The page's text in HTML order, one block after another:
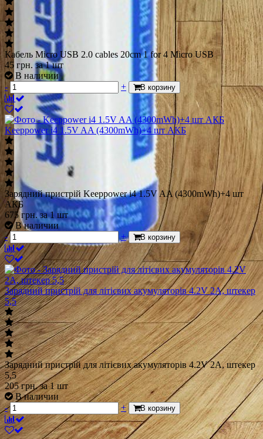
Кабель Micro USB 2.0 cables 20cm 1 for 4 Micro USB
45 грн.за 1 шт
В наличии
-
+ В корзину
Keeppower i4 1.5V AA (4300mWh)+4 шт АКБ
Зарядний пристрій Keeppower i4 1.5V AA (4300mWh)+4 шт
АКБ
675грн.за 1 шт
В наличии
-
+ В корзину
Зарядний пристрій для літієвих акумуляторів 4.2V 2A, штекер
5,5
Зарядний пристрій для літієвих акумуляторів 4.2V 2A, штекер
5,5
205грн.за 1 шт
В наличии
-
+ В корзину